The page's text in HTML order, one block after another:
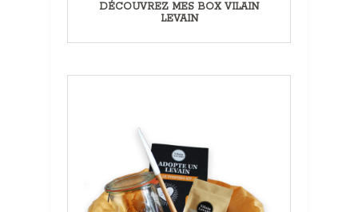
DÉCOUVREZ MES BOX VILAIN
LEVAIN